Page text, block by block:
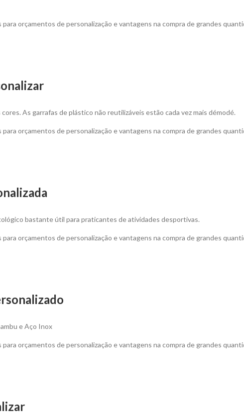
orçamentos de personalização e vantagens na compra de grandes
As garrafas de plástico não reutilizáveis estão cada vez mais démodé.
orçamentos de personalização e vantagens na compra de grandes
bastante útil para praticantes de atividades desportivas.
orçamentos de personalização e vantagens na compra de grandes
e Aço Inox
orçamentos de personalização e vantagens na compra de grandes